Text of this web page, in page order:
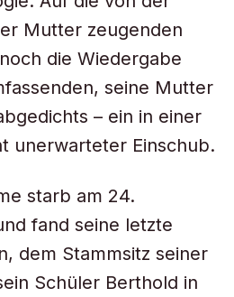
Mutter zeugenden
die Wiedergabe
seine Mutter
– ein in einer
unerwarteter Einschub.
starb am 24.
fand seine letzte
dem Stammsitz seiner
Schüler Berthold in